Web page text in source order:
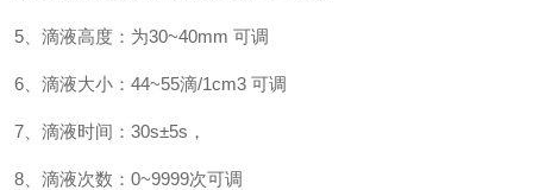
5、滴液高度：为30~40mm 可调
6、滴液大小：44~55滴/1cm3 可调
7、滴液时间：30s±5s，
8、滴液次数：0~9999次可调